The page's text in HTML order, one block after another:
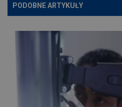
PODOBNE ARTYKUŁY